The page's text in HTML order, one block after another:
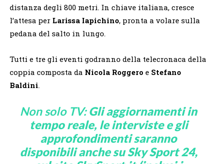
distanza degli 800 metri. In chiave italiana, cresce
l’attesa per Larissa Iapichino, pronta a volare sulla
pedana del salto in lungo.
Tutti e tre gli eventi godranno della telecronaca della
coppia composta da Nicola Roggero e Stefano
Baldini.
Non solo TV:Gli aggiornamenti in
tempo reale, le interviste e gli
approfondimenti saranno
disponibili anche su Sky Sport 24,